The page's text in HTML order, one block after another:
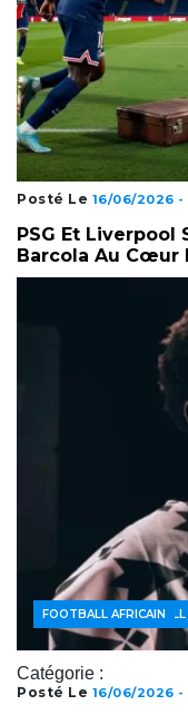
Posté Le 16/06/2026 -
PSG Et Liverpool
Barcola Au Cœur
Catégorie :
ACTUALITÉS FOOTBALL
FOOTBALL AFRICAIN
Posté Le 16/06/2026 -